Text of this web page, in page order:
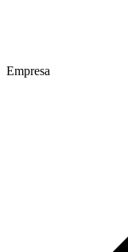
Empresa